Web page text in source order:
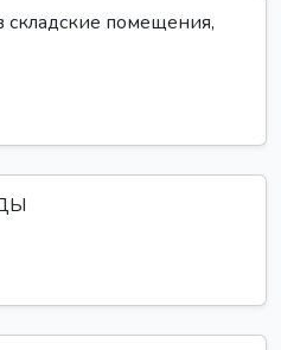
складские помещения,